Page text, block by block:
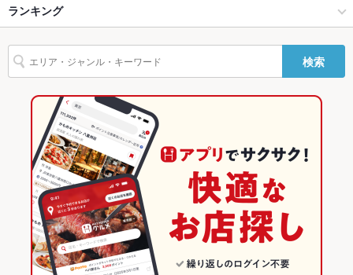
Wi-Fi あり
バリアフリ
ー
なし
駐車場 なし
英語メニュ
あり
その他設備
大型の店舗なので旅行会社様からのお問い合わせも大歓迎/宴会
コースは豊富にご用意
その他
飲み放題 あり ：リーズナブルな食べ飲み放題コースが多数！！
桜木町みなとみらい･関内･中華街 × 広東料理
元町・中華街駅 × 中華
元町・中華街駅 × 広東料理
洋・和洋・各国料理・その他
桜木町みなとみらい･関内･中華街 × 居酒屋
桜木町みなとみらい･関内･中華街 × 洋・和洋・各国料理・その他
元町・中華街駅 × 居酒屋
横浜中華街 × 広東料理
横浜中華街 × 居酒屋
横浜中華街 × 洋・和洋・各国料理・その他
神奈川 × 中華
神奈川 × 広東料理
神奈川 × 居酒屋
神奈川 × 洋・和洋・各国料理・その他
関内駅
元町・中華街駅
からあげ
小籠包 チャーハン 麻婆豆腐 ワンタン麺
ランキング
神奈川のグルメランキング
神奈川の中華ランキング
神奈川の広東料理ランキング
桜木町みなとみらい･関内･中華街のグルメランキング
桜木町みなとみらい･関内･中華街の中華ランキング
桜木町みなとみらい･関内･中華街の広東料理ランキング
横浜中華街のグルメランキング
検索